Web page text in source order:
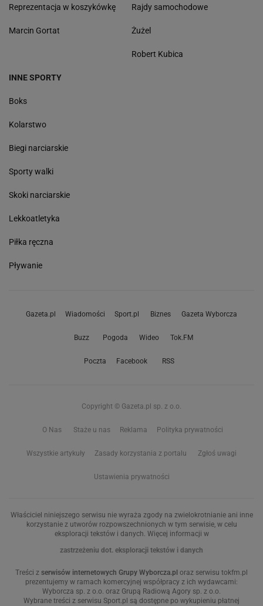
Reprezentacja w koszykówkę
Marcin Gortat
Rajdy samochodowe
Żużel
Robert Kubica
INNE SPORTY
Boks
Kolarstwo
Biegi narciarskie
Sporty walki
Skoki narciarskie
Lekkoatletyka
Piłka ręczna
Pływanie
Gazeta.pl Wiadomości Sport.pl Biznes Gazeta Wyborcza
Buzz Pogoda Wideo Tok.FM
Poczta Facebook RSS
Copyright © Gazeta.pl sp. z o.o.
O Nas Staże u nas Reklama Polityka prywatności
Wszystkie artykuły Zasady korzystania z portalu Zgłoś uwagi
Ustawienia prywatności
Właściciel niniejszego serwisu nie wyraża zgody na zwielokrotnianie ani inne
korzystanie z utworów rozpowszechnionych w tym serwisie, w celu
eksploracji tekstów i danych. Więcej informacji w
zastrzeżeniu dot. eksploracji tekstów i danych
Treści z serwisów internetowych Grupy Wyborcza.pl oraz serwisu tokfm.pl
prezentujemy w ramach komercyjnej współpracy z ich wydawcami:
Wyborcza sp. z o.o. oraz Grupą Radiową Agory sp. z o.o.
Wybrane treści z serwisu Sport.pl są dostępne po wykupieniu płatnej